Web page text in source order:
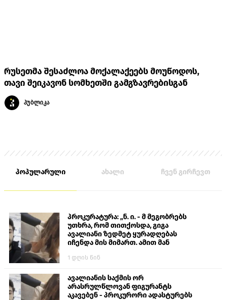
რუსეთმა შესაძლოა მოქალაქეებს მოუწოდოს,
თავი შეიკავონ სომხეთში გამგზავრებისგან
პუბლიკა
პოპულარული ახალი ჩვენ გირჩევთ
პროკურატურა: „ნ. ი. - მ მეგობრებს
უთხრა, რომ თითქოსდა, გიგა
ავალიანი ზედმეტ ყურადღებას
იჩენდა მის მიმართ. ამით მან
თავს დასხმოდა გიგა ავალიანს“
1 დღის წინ
ავალიანის საქმის ორ
არასრულწლოვან ფიგურანტს
აკავებენ - პროკურორი ადასტურებს